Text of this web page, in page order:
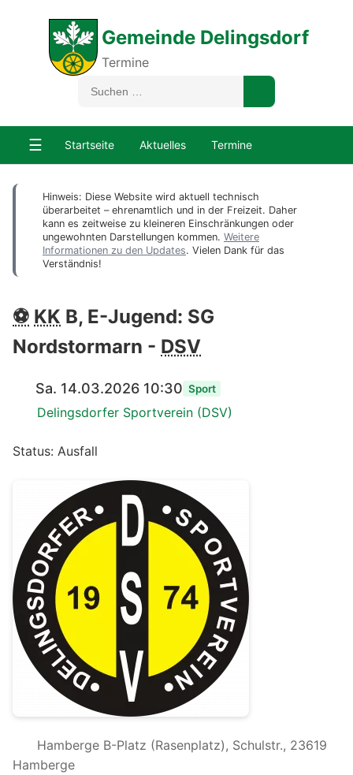
Gemeinde Delingsdorf
Termine
☰ Startseite Aktuelles Termine
Hinweis: Diese Website wird aktuell technisch
überarbeitet – ehrenamtlich und in der Freizeit. Daher
kann es zeitweise zu kleineren Einschränkungen oder
ungewohnten Darstellungen kommen. Weitere
Informationen zu den Updates. Vielen Dank für das
Verständnis!
⚽ KK B, E-Jugend: SG
Nordstormarn - DSV
Sa. 14.03.2026 10:30 Sport
Delingsdorfer Sportverein (DSV)
Status: Ausfall
Hamberge B-Platz (Rasenplatz), Schulstr., 23619
Hamberge